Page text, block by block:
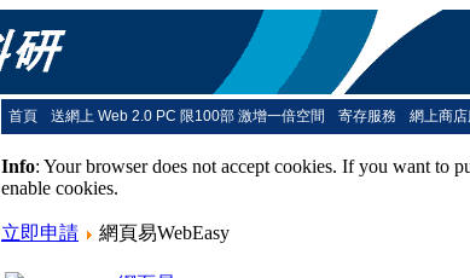
首頁 送網上 Web 2.0 PC 限100部 激增一倍空間 寄存服務 網上商店
Info: Your browser does not accept cookies. If you want to
enable cookies.
立即申請 網頁易WebEasy